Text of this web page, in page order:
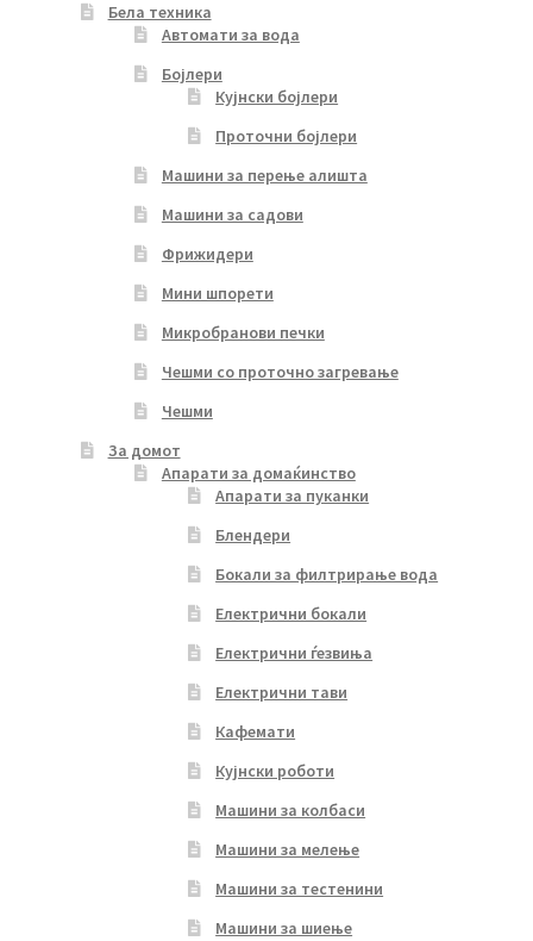
Бела техника
Автомати за вода
Бојлери
Кујнски бојлери
Проточни бојлери
Машини за перење алишта
Машини за садови
Фрижидери
Мини шпорети
Микробранови печки
Чешми со проточно загревање
Чешми
За домот
Апарати за домаќинство
Апарати за пуканки
Блендери
Бокали за филтрирање вода
Електрични бокали
Електрични ѓезвиња
Електрични тави
Кафемати
Кујнски роботи
Машини за колбаси
Машини за мелење
Машини за тестенини
Машини за шиење